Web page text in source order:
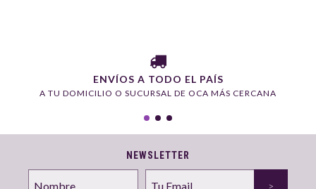
ENVÍOS A TODO EL PAÍS
A TU DOMICILIO O SUCURSAL DE OCA MÁS CERCANA
NEWSLETTER